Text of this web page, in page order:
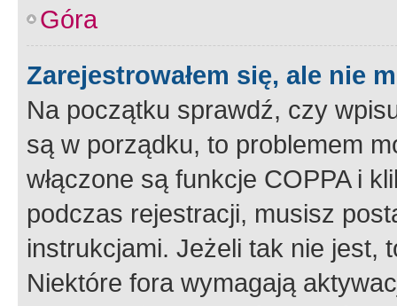
Góra
Zarejestrowałem się, ale nie
Na początku sprawdź, czy
są w porządku, to problemem
włączone są funkcje COPPA i
podczas rejestracji, musisz
instrukcjami. Jeżeli tak nie jest,
Niektóre fora wymagają